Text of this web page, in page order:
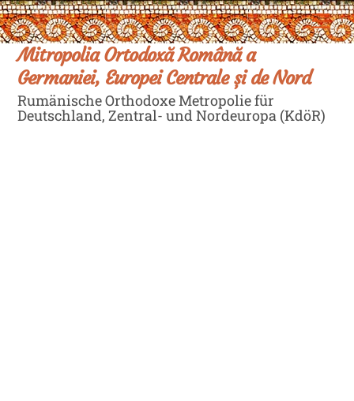
Skip
to
content
Mitropolia Ortodoxă Română a
Germaniei, Europei Centrale și de Nord
Rumänische Orthodoxe Metropolie für
Deutschland, Zentral- und Nordeuropa (KdöR)